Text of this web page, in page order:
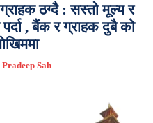
ठग्दै : सस्तो मूल्य र
, बैंक र ग्राहक दुबै को
Pradeep Sah